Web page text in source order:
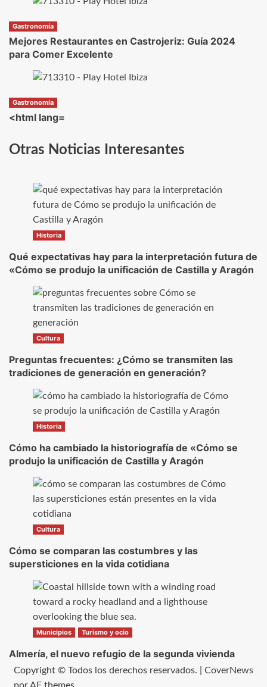
Gastronomía
Mejores Restaurantes en Castrojeriz: Guía 2024
para Comer Excelente
Gastronomía
<html lang=
Otras Noticias Interesantes
Historia
Qué expectativas hay para la interpretación futura de
«Cómo se produjo la unificación de Castilla y Aragón
Cultura
Preguntas frecuentes: ¿Cómo se transmiten las
tradiciones de generación en generación?
Historia
Cómo ha cambiado la historiografía de «Cómo se
produjo la unificación de Castilla y Aragón
Cultura
Cómo se comparan las costumbres y las
supersticiones en la vida cotidiana
Municipios Turismo y ocio
Almería, el nuevo refugio de la segunda vivienda
Copyright © Todos los derechos reservados.
CoverNews
por AF themes.